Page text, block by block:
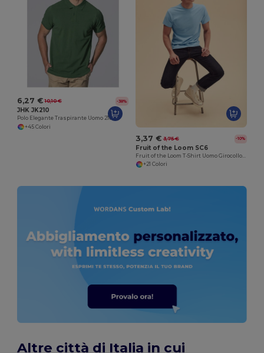
6,27 € 10,10 € -38%
JHK JK210
Polo Elegante Traspirante Uomo 210
+45 Colori
3,37 € 3,75 € -10%
Fruit of the Loom SC6
+21 Colori
Altre città di Italia in cui